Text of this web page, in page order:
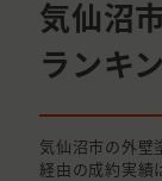
気仙沼
ランキ
気仙沼市の外壁
経由の成約実績